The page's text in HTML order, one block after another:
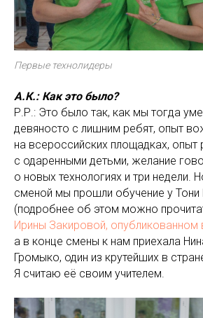
Первые технолидеры
А.К.: Как это было?
Р.Р.: Это было так, как мы тогда
девяносто с лишним ребят, опыт
на всероссийских площадках, опыт
с одаренными детьми, желание
о новых технологиях и три недели.
сменой мы прошли обучение у
(подробнее об этом можно
Ирины Закировой,
а в конце смены к нам приехала
Громыко, один из крутейших в
Я считаю её своим учителем.